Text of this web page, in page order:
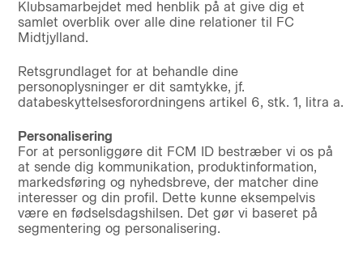
Klubsamarbejdet med henblik på at give dig et
samlet overblik over alle dine relationer til FC
Midtjylland.
Retsgrundlaget for at behandle dine
personoplysninger er dit samtykke, jf.
databeskyttelsesforordningens artikel 6, stk. 1, litra a.
Personalisering
For at personliggøre dit FCM ID bestræber vi os på
at sende dig kommunikation, produktinformation,
markedsføring og nyhedsbreve, der matcher dine
interesser og din profil. Dette kunne eksempelvis
være en fødselsdagshilsen. Det gør vi baseret på
segmentering og personalisering.